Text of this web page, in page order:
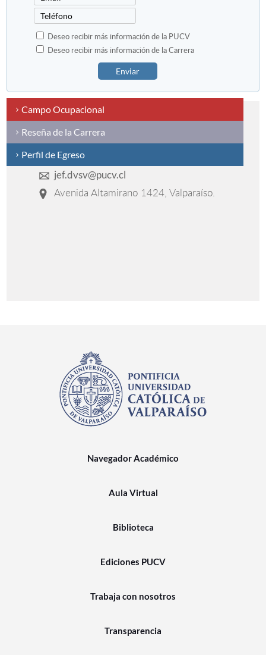
Deseo recibir más información de la PUCV
Deseo recibir más información de la Carrera
Enviar
Campo Ocupacional
Reseña de la Carrera
Perfil de Egreso
jef.dvsv@pucv.cl
Avenida Altamirano 1424, Valparaíso.
Navegador Académico
Aula Virtual
Biblioteca
Ediciones PUCV
Trabaja con nosotros
Transparencia